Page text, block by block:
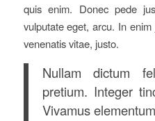
quis enim. Donec pede
vulputate eget, arcu. In
venenatis vitae, justo.
Nullam dictum
pretium. Integer
Vivamus